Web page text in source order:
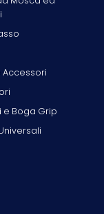
Accessori
e Boga Grip